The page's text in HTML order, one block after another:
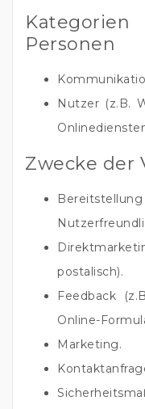
Personen
Nutzer (z.B.
Zwecke der
postalisch).
Feedback
Online-
Marketing.